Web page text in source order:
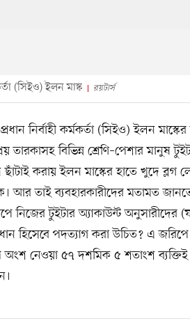
(সিইও) ইলন মাস্ক রয়টার্স
নির্বাহী কর্মকর্তা (সিইও) ইলন মাস্কের
তারকাসহ বিভিন্ন শ্রেণি–পেশার মানুষ
ছাঁটাই করায় ইলন মাস্কের হাতে খুদে ব্লগ
আর তাই ব্যবহারকারীদের মতামত
নিজের টুইটার অ্যাকাউন্ট অনুসারীদের
হিসেবে পদত্যাগ করা উচিত? এ
নেওয়া ৫৭ দশমিক ৫ শতাংশ ব্যক্তিই